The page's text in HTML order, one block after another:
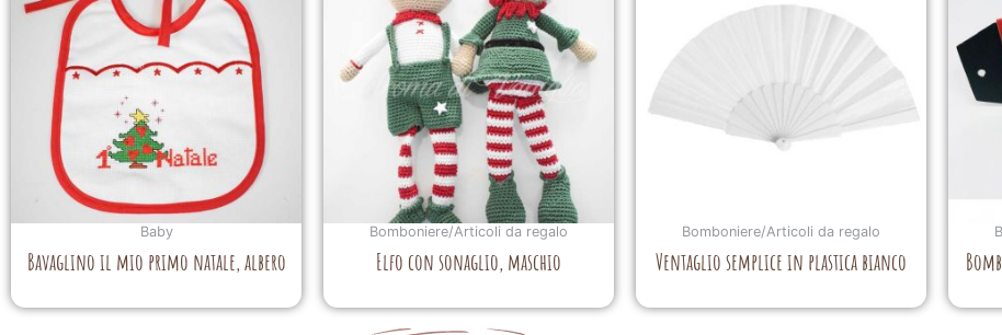
Baby
Bavaglino il mio primo natale, albero
Bomboniere/Articoli da regalo
Elfo con sonaglio, maschio
Bomboniere/Articoli da regalo
Ventaglio semplice in plastica bianco